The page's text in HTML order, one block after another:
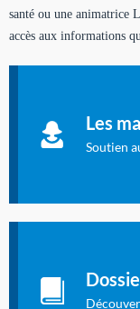
santé ou une animatrice
accès aux informations
Les
Soutien
à allaiter et vous
concernent
dernières études
internationale.